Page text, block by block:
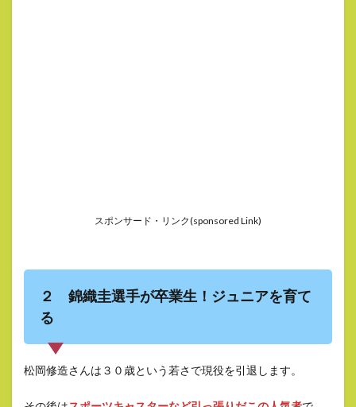
スポンサード・リンク(sponsored Link)
２ 錦織圭選手が卒業生！ジュニアを育て
る
松岡修造さんは３０歳という若さで現役を引退します。